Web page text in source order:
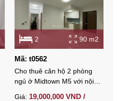
2 90 m2
Mã: t0562
Cho thuê căn hộ 2 phòng
ngủ ở Midtown M5 với nội
Giá: 19,000,000 VND /